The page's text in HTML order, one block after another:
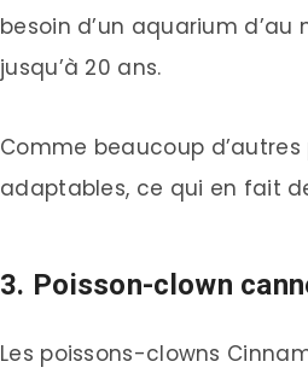
besoin d’un aquarium
jusqu’à 20 ans.
Comme beaucoup
adaptables, ce qui en fait
3. Poisson-clown
Les poissons-clowns